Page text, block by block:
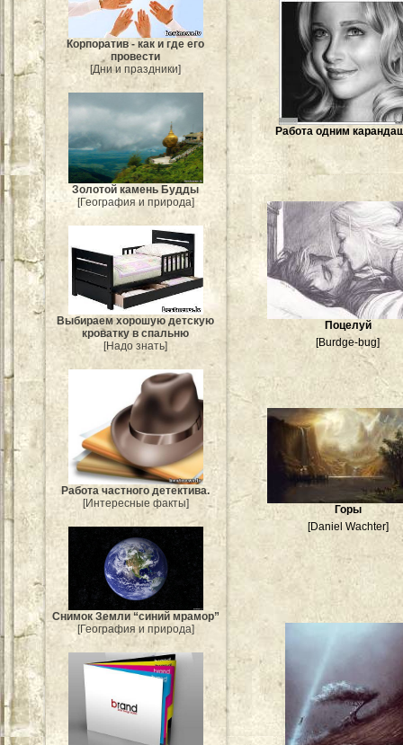
Корпоратив - как и где его
провести
[Дни и праздники]
Золотой камень Будды
[География и природа]
Выбираем хорошую детскую
кроватку в спальню
[Надо знать]
Работа частного детектива.
[Интересные факты]
Снимок Земли “синий мрамор”
[География и природа]
Работа одним
Поцелуй
[Burdge-bug]
Горы
[Daniel Wachter]